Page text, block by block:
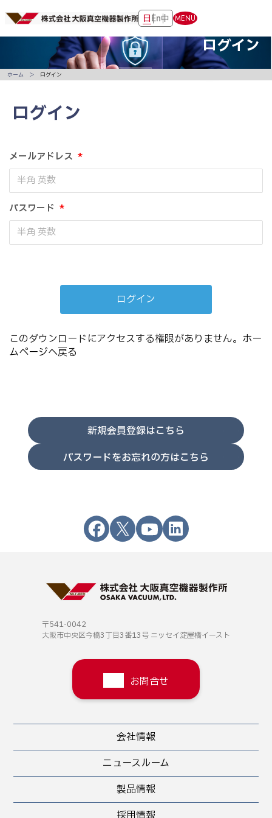
日En中 MENU
ログイン
ログイン
メールアドレス *
パスワード *
このダウンロードにアクセスする権限がありません。 ホー
ムページへ戻る
新規会員登録はこちら
パスワードをお忘れの方はこちら
ホーム ログイン
〒541-0042
大阪市中央区今橋3丁目3番13号 ニッセイ淀屋橋イースト
お問合せ
会社情報
ニュースルーム
製品情報